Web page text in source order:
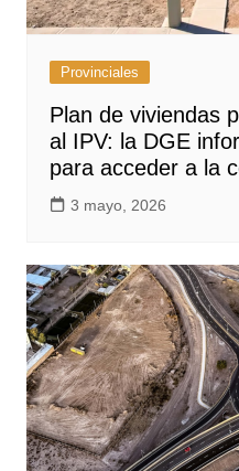
Provinciales
Plan de viviendas
al IPV: la DGE
para acceder a la
3 mayo, 2026